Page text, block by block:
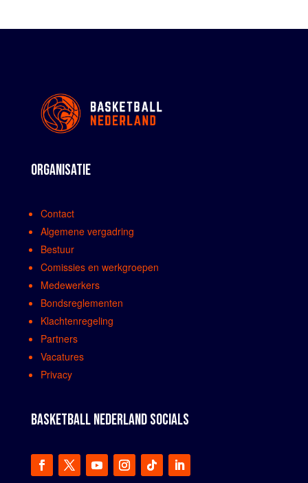
ORGANISATIE
Contact
Algemene vergadring
Bestuur
Comissies en werkgroepen
Medewerkers
Bondsreglementen
Klachtenregeling
Partners
Vacatures
Privacy
BASKETBALL NEDERLAND SOCIALS